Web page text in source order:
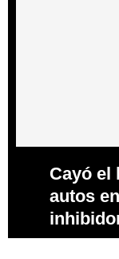
Cayó el
autos